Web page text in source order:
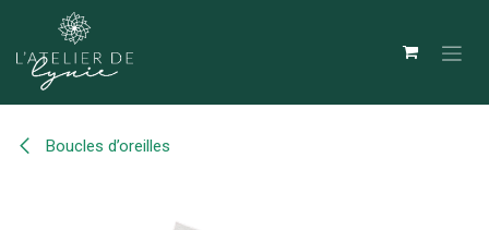
Se rendre au contenu
Boucles d’oreilles